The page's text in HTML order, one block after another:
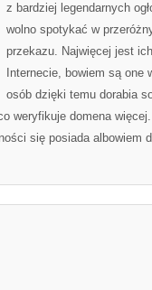
z bardziej legendarnych
wolno spotykać w
przekazu. Najwięcej jest
Internecie, bowiem są one
osób dzięki temu dorabia
weryfikuje domena
się posiada albowiem